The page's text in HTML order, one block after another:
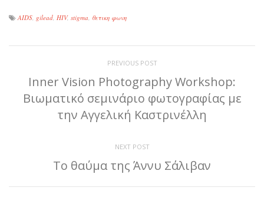
AIDS, gilead, HIV, stigma, θετικη φωνη
PREVIOUS POST
Inner Vision Photography Workshop:
Βιωματικό σεμινάριο φωτογραφίας με
την Αγγελική Καστρινέλλη
NEXT POST
Το θαύμα της Άννυ Σάλιβαν